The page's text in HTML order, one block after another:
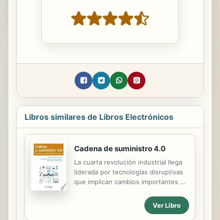
Libros similares de Libros Electrónicos
Cadena de suministro 4.0
La cuarta revolución industrial llega
liderada por tecnologías disruptivas
que implican cambios importantes en
promueven la adaptación de los
estándares de su actividad, o la
Ver Libro